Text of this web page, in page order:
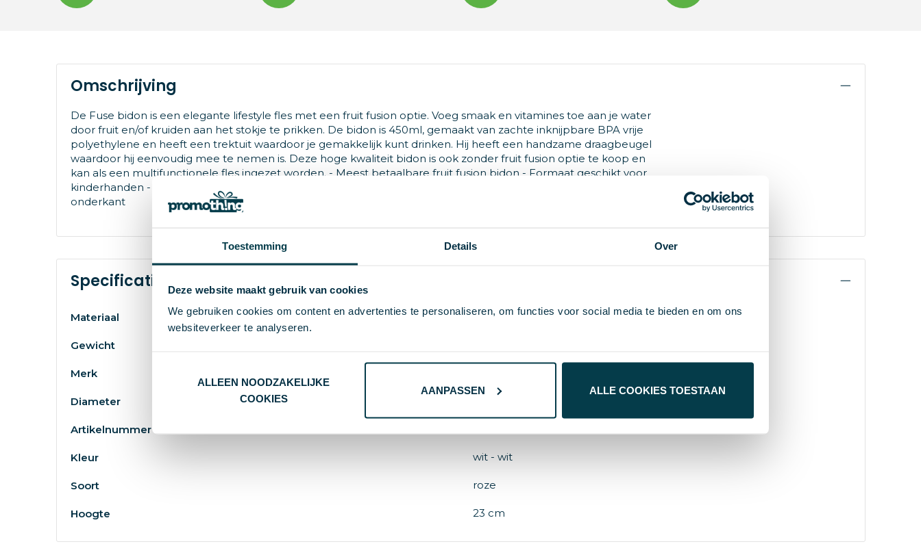
Toestemming Details Over
Deze website maakt gebruik van cookies
We gebruiken cookies om content en advertenties te personaliseren, om functies voor social media te bieden en om ons
websiteverkeer te analyseren.
ALLEEN NOODZAKELIJKE
COOKIES
AANPASSEN ALLE COOKIES TOESTAAN
Omschrijving
De Fuse bidon is een elegante lifestyle fles met een fruit fusion optie. Voeg smaak en vitamines toe aan je water
door fruit en/of kruiden aan het stokje te prikken. De bidon is 450ml, gemaakt van zachte inknijpbare BPA vrije
polyethylene en heeft een trektuit waardoor je gemakkelijk kunt drinken. Hij heeft een handzame draagbeugel
waardoor hij eenvoudig mee te nemen is. Deze hoge kwaliteit bidon is ook zonder fruit fusion optie te koop en
kan als een multifunctionele fles ingezet worden. - Meest betaalbare fruit fusion bidon - Formaat geschikt voor
kinderhanden - Ook verkrijgbaar in biologisch afbreekbaar materiaal - Groot printoppervlak van ring tot
onderkant
Specificaties
Materiaal PE
Gewicht
Merk
Diameter
Artikelnummer
Kleur wit - wit
Soort roze
Hoogte 23 cm